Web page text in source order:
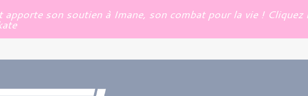
apporte son soutien à Imane, son combat pour la vie !